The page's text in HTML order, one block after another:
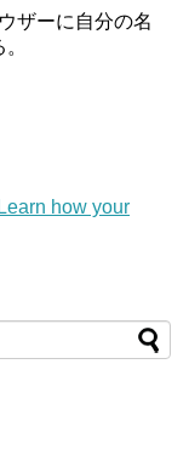
ザーに自分の名
Learn how your